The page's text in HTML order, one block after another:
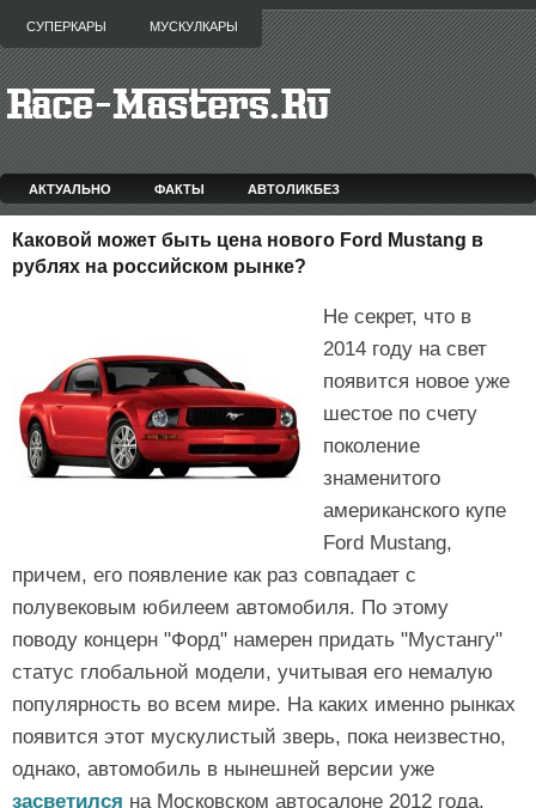
СУПЕРКАРЫ МУСКУЛКАРЫ
АКТУАЛЬНО ФАКТЫ АВТОЛИКБЕЗ
Каковой может быть цена нового Ford Mustang в
рублях на российском рынке?
Не секрет, что в
2014 году на свет
появится новое уже
шестое по счету
поколение
знаменитого
американского купе
Ford Mustang,
причем, его появление как раз совпадает с
полувековым юбилеем автомобиля. По этому
поводу концерн "Форд" намерен придать "Мустангу"
статус глобальной модели, учитывая его немалую
популярность во всем мире. На каких именно рынках
появится этот мускулистый зверь, пока неизвестно,
однако, автомобиль в нынешней версии уже
засветился на Московском автосалоне 2012 года,